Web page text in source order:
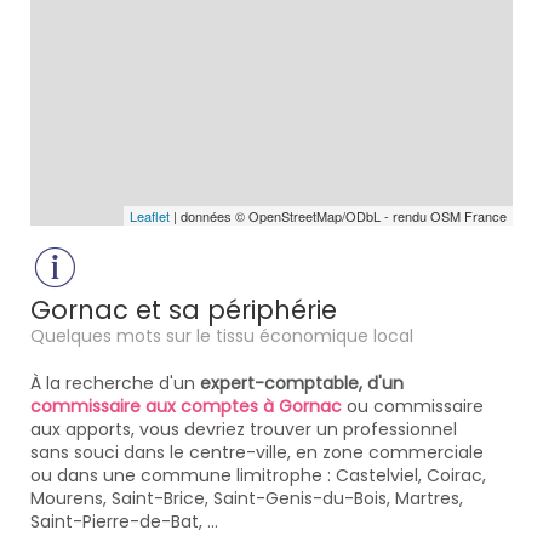
Leaflet | données © OpenStreetMap/ODbL - rendu OSM France
Gornac et sa périphérie
Quelques mots sur le tissu économique local
À la recherche d'un expert-comptable, d'un
commissaire aux comptes à Gornac ou commissaire
aux apports, vous devriez trouver un professionnel
sans souci dans le centre-ville, en zone commerciale
ou dans une commune limitrophe : Castelviel, Coirac,
Mourens, Saint-Brice, Saint-Genis-du-Bois, Martres,
Saint-Pierre-de-Bat, ...